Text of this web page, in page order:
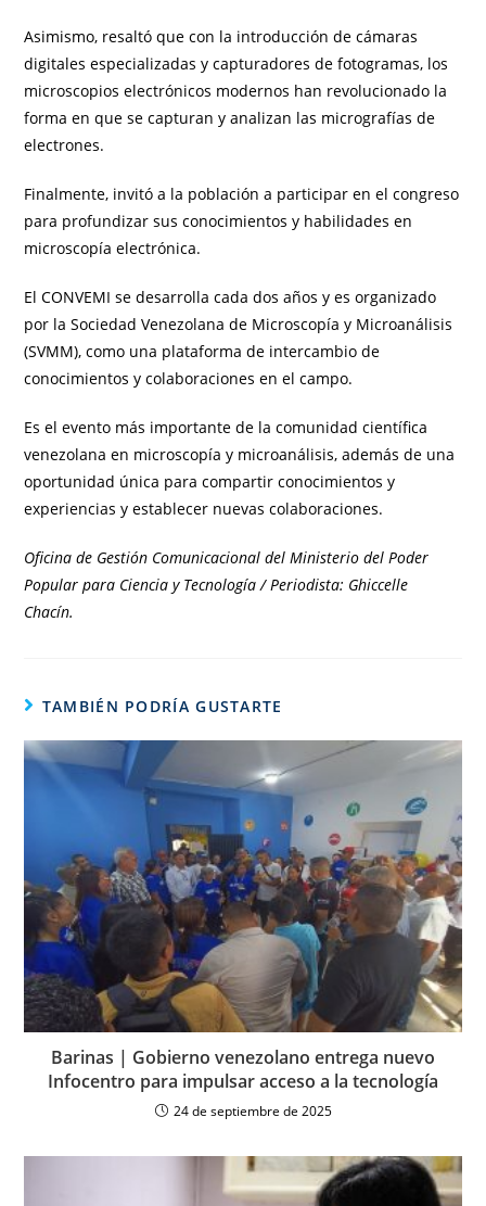
Asimismo, resaltó que con la introducción de cámaras
digitales especializadas y capturadores de fotogramas, los
microscopios electrónicos modernos han revolucionado la
forma en que se capturan y analizan las micrografías de
electrones.
Finalmente, invitó a la población a participar en el congreso
para profundizar sus conocimientos y habilidades en
microscopía electrónica.
El CONVEMI se desarrolla cada dos años y es organizado
por la Sociedad Venezolana de Microscopía y Microanálisis
(SVMM), como una plataforma de intercambio de
conocimientos y colaboraciones en el campo.
Es el evento más importante de la comunidad científica
venezolana en microscopía y microanálisis, además de una
oportunidad única para compartir conocimientos y
experiencias y establecer nuevas colaboraciones.
Oficina de Gestión Comunicacional del Ministerio del Poder
Popular para Ciencia y Tecnología / Periodista: Ghiccelle
Chacín.
TAMBIÉN PODRÍA GUSTARTE
Barinas | Gobierno venezolano entrega nuevo
Infocentro para impulsar acceso a la tecnología
24 de septiembre de 2025